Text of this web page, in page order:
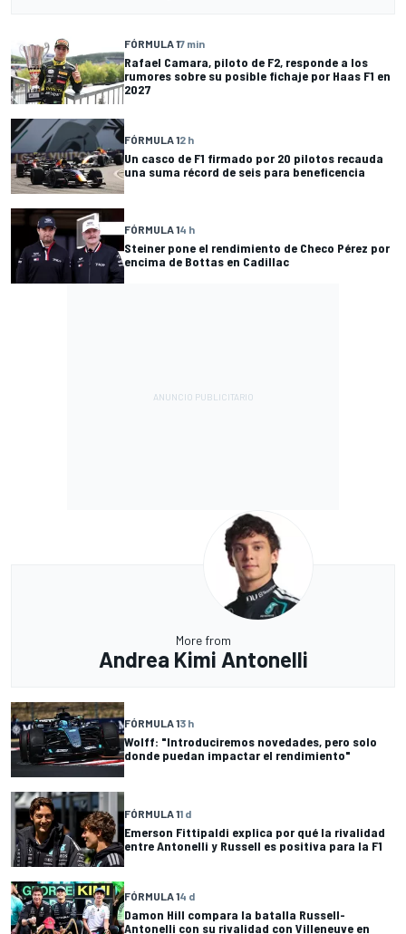
FÓRMULA 17 min
Rafael Camara, piloto de F2, responde a los
rumores sobre su posible fichaje por Haas F1 en
2027
FÓRMULA 12 h
Un casco de F1 firmado por 20 pilotos recauda
una suma récord de seis para beneficencia
FÓRMULA 14 h
Steiner pone el rendimiento de Checo Pérez por
encima de Bottas en Cadillac
More from
Andrea Kimi Antonelli
FÓRMULA 13 h
Wolff: "Introduciremos novedades, pero solo
donde puedan impactar el rendimiento"
FÓRMULA 11 d
Emerson Fittipaldi explica por qué la rivalidad
entre Antonelli y Russell es positiva para la F1
FÓRMULA 14 d
Damon Hill compara la batalla Russell-
Antonelli con su rivalidad con Villeneuve en